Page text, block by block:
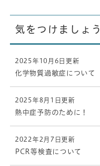
気をつけましょう
2025年10月6日更新
化学物質過敏症について
2025年8月1日更新
熱中症予防のために！
2022年2月7日更新
PCR等検査について